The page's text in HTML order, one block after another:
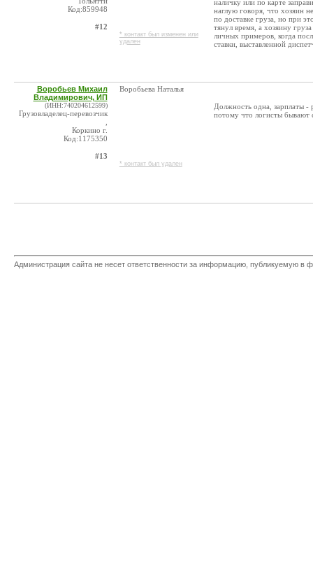
Код:859948
#12
* контакт был изменен или
удален
наличку или по карте
наглую говоря, что хозяин
по доставке груза, но при
тянул время, а хозяину
личных примеров, когда
ставки, выставленной
Воробьев Михаил
Владимирович, ИП
(ИНН:740204612599)
Грузовладелец-перевозчик
Коркино г.
Код:1175350
#13
Воробьева Наталья
* контакт был удален
Должность одна, зарплаты -
потому что логисты бывают
Администрация сайта не несет ответственности за информацию, публикуемую